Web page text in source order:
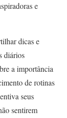
e
dicas e
diários
a importância
de rotinas
seus
sentirem